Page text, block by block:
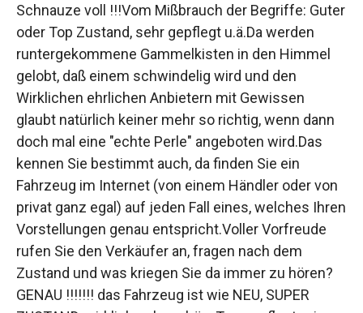
Schnauze voll !!!Vom Mißbrauch der Begriffe: Guter
oder Top Zustand, sehr gepflegt u.ä.Da werden
runtergekommene Gammelkisten in den Himmel
gelobt, daß einem schwindelig wird und den
Wirklichen ehrlichen Anbietern mit Gewissen
glaubt natürlich keiner mehr so richtig, wenn dann
doch mal eine "echte Perle" angeboten wird.Das
kennen Sie bestimmt auch, da finden Sie ein
Fahrzeug im Internet (von einem Händler oder von
privat ganz egal) auf jeden Fall eines, welches Ihren
Vorstellungen genau entspricht.Voller Vorfreude
rufen Sie den Verkäufer an, fragen nach dem
Zustand und was kriegen Sie da immer zu hören?
GENAU !!!!!!! das Fahrzeug ist wie NEU, SUPER